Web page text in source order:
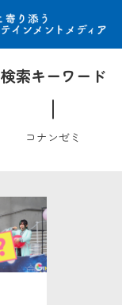
検索キーワード
コナンゼミ